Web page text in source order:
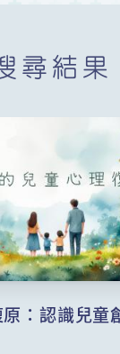
尋結果
：認識兒童